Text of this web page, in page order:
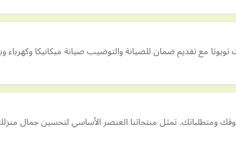
مع تقديم ضمان للصيانة والتوضيب صيانة ميكانيكا وكهرباء
تمثل منتجاتنا العنصر الأساسي لتحسين جمال منزلك